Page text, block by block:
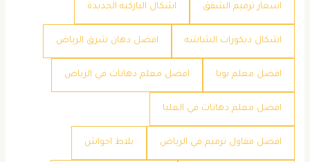
اسعار ترميم الشقق اشكال الباركيه الجديدة
اشكال ديكورات الشاشه افضل دهان شرق الرياض
افضل معلم بويا افضل معلم دهانات في الرياض
افضل معلم دهانات في العليا
افضل مقاول ترميم في الرياض بلاط احواش